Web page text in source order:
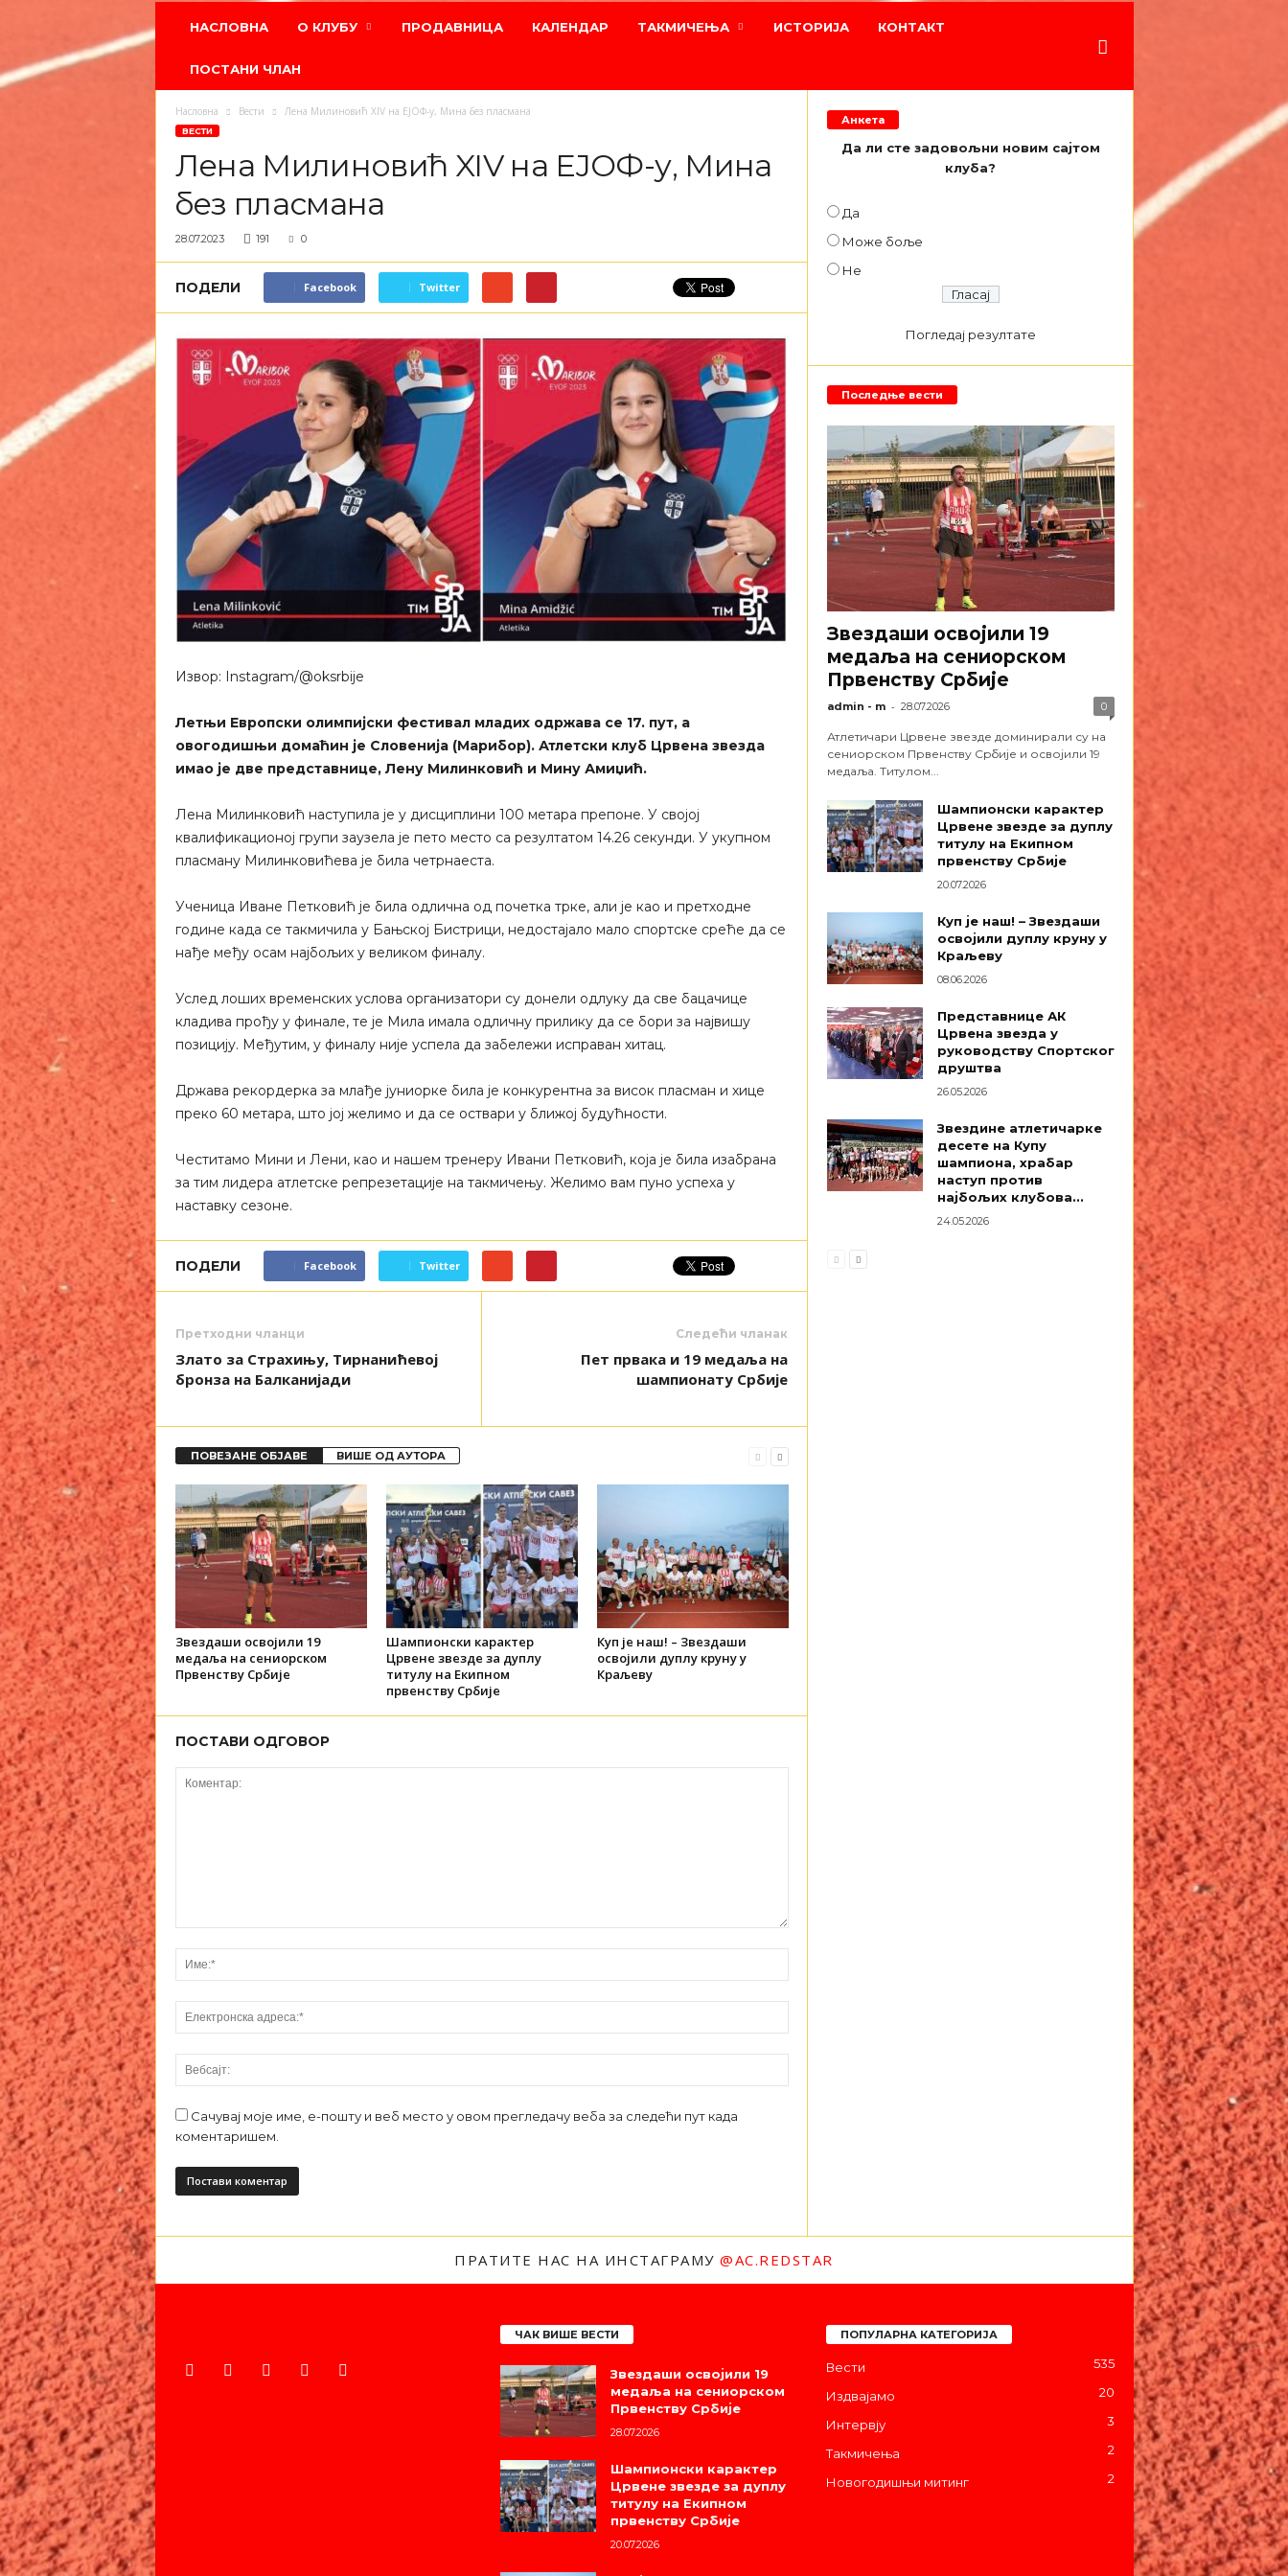
клуб
звезда
НАСЛОВНА О КЛУБУ ПРОДАВНИЦА КАЛЕНДАР ТАКМИЧЕЊА ИСТОРИЈА КОНТАКТ
ПОСТАНИ ЧЛАН
Насловна Вести Лена Милиновић XIV на ЕЈОФ-у, Мина без пласмана
ВЕСТИ
Лена Милиновић XIV на ЕЈОФ-у, Мина
без пласмана
28.07.2023 191 0
ПОДЕЛИ Facebook Twitter
Извор: Instagram/@oksrbije
Летњи Европски олимпијски фестивал младих одржава се 17. пут, а
овогодишњи домаћин је Словенија (Марибор). Атлетски клуб Црвена звезда
имао је две представнице, Лену Милинковић и Мину Амиџић.
Лена Милинковић наступила је у дисциплини 100 метара препоне. У својој
квалификационој групи заузела је пето место са резултатом 14.26 секунди. У укупном
пласману Милинковићева је била четрнаеста.
Ученица Иване Петковић је била одлична од почетка трке, али је као и претходне
године када се такмичила у Бањској Бистрици, недостајало мало спортске среће да се
нађе међу осам најбољих у великом финалу.
Услед лоших временских услова организатори су донели одлуку да све бацачице
кладива прођу у финале, те је Мила имала одличну прилику да се бори за највишу
позицију. Међутим, у финалу није успела да забележи исправан хитац.
Држава рекордерка за млађе јуниорке била је конкурентна за висок пласман и хице
преко 60 метара, што јој желимо и да се оствари у ближој будућности.
Честитамо Мини и Лени, као и нашем тренеру Ивани Петковић, која је била изабрана
за тим лидера атлетске репрезетације на такмичењу. Желимо вам пуно успеха у
наставку сезоне.
ПОДЕЛИ Facebook Twitter
Претходни чланци
Злато за Страхињу, Тирнанићевој
бронза на Балканијади
Следећи чланак
Пет првака и 19 медаља на
шампионату Србије
ПОВЕЗАНЕ ОБЈАВЕ ВИШЕ ОД АУТОРА
Звездаши освојили 19
медаља на сениорском
Првенству Србије
Шампионски карактер
Црвене звезде за дуплу
титулу на Екипном
првенству Србије
Куп је наш! – Звездаши
освојили дуплу круну у
Краљеву
ПОСТАВИ ОДГОВОР
Сачувај моје име, е-пошту и веб место у овом прегледачу веба за следећи пут када
коментаришем.
Анкета
Да ли сте задовољни новим сајтом
клуба?
Да
Може боље
Не
Погледај резултате
Последње вести
Звездаши освојили 19
медаља на сениорском
Првенству Србије
admin - m - 28.07.2026 0
Атлетичари Црвене звезде доминирали су на
сениорском Првенству Србије и освојили 19
медаља. Титулом...
Шампионски карактер
Црвене звезде за дуплу
титулу на Екипном
првенству Србије
20.07.2026
Куп је наш! – Звездаши
освојили дуплу круну у
Краљеву
08.06.2026
Представнице АК
Црвена звезда у
руководству Спортског
друштва
26.05.2026
Звездине атлетичарке
десете на Купу
шампиона, храбар
наступ против
најбољих клубова...
24.05.2026
ПРАТИТЕ НАС НА ИНСТАГРАМУ@AC.REDSTAR
ЧАК ВИШЕ ВЕСТИ
Звездаши освојили 19
медаља на сениорском
Првенству Србије
28.07.2026
Шампионски карактер
Црвене звезде за дуплу
титулу на Екипном
првенству Србије
20.07.2026
ПОПУЛАРНА КАТЕГОРИЈА
Вести 535
Издвајамо 20
Интервју 3
Такмичења 2
Новогодишњи митинг 2